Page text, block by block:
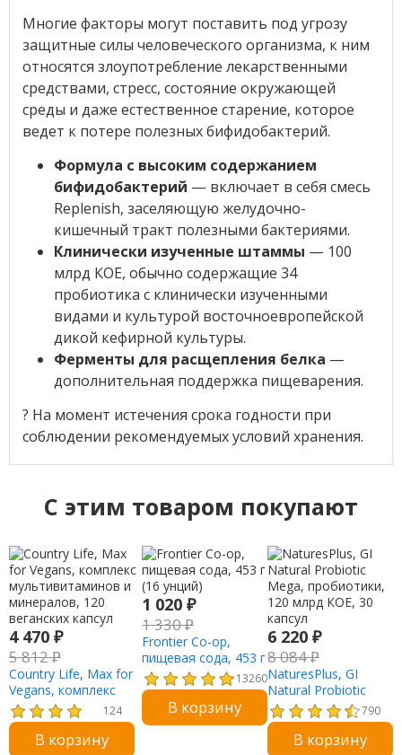
Многие факторы могут поставить под угрозу
защитные силы человеческого организма, к ним
относятся злоупотребление лекарственными
средствами, стресс, состояние окружающей
среды и даже естественное старение, которое
ведет к потере полезных бифидобактерий.
Формула с высоким содержанием
бифидобактерий — включает в себя смесь
Replenish, заселяющую желудочно-
кишечный тракт полезными бактериями.
Клинически изученные штаммы — 100
млрд КОЕ, обычно содержащие 34
пробиотика с клинически изученными
видами и культурой восточноевропейской
дикой кефирной культуры.
Ферменты для расщепления белка —
дополнительная поддержка пищеварения.
? На момент истечения срока годности при
соблюдении рекомендуемых условий хранения.
C этим товаром покупают
4 470 ₽
5 812₽
Country Life, Max for
Vegans, комплекс
мультивитаминов и
минералов, 120
веганских капсул
124
В корзину
1 020₽
1 330₽
Frontier Co-op,
пищевая сода, 453 г
(16 унций)
13260
В корзину
6 220₽
8 084₽
NaturesPlus, GI
Natural Probiotic
Mega, пробиотики,
120 млрд КОЕ, 30
капсул
790
В корзину